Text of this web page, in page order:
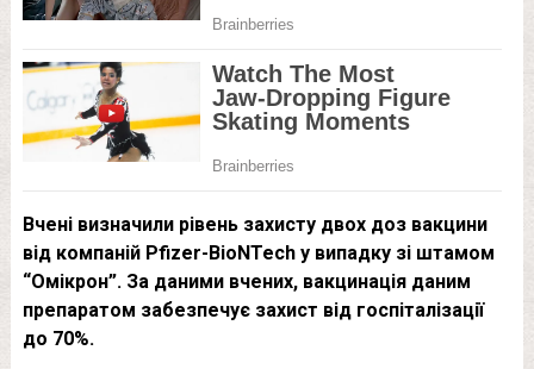
Вчені визначили рівень захисту двох доз вакцини
від компаній Pfizer-BioNTech у випадку зі штамом
“Омікрон”. За даними вчених, вакцинація даним
препаратом забезпечує захист від госпіталізації
до 70%.